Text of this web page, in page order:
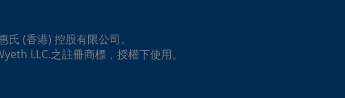
氏 (香港) 控股有限公司。
LLC.之註冊商標，授權下使用。